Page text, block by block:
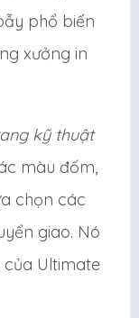
phổ biến
xưởng in
kỹ thuật
màu đốm,
chọn các
giao. Nó
Ultimate